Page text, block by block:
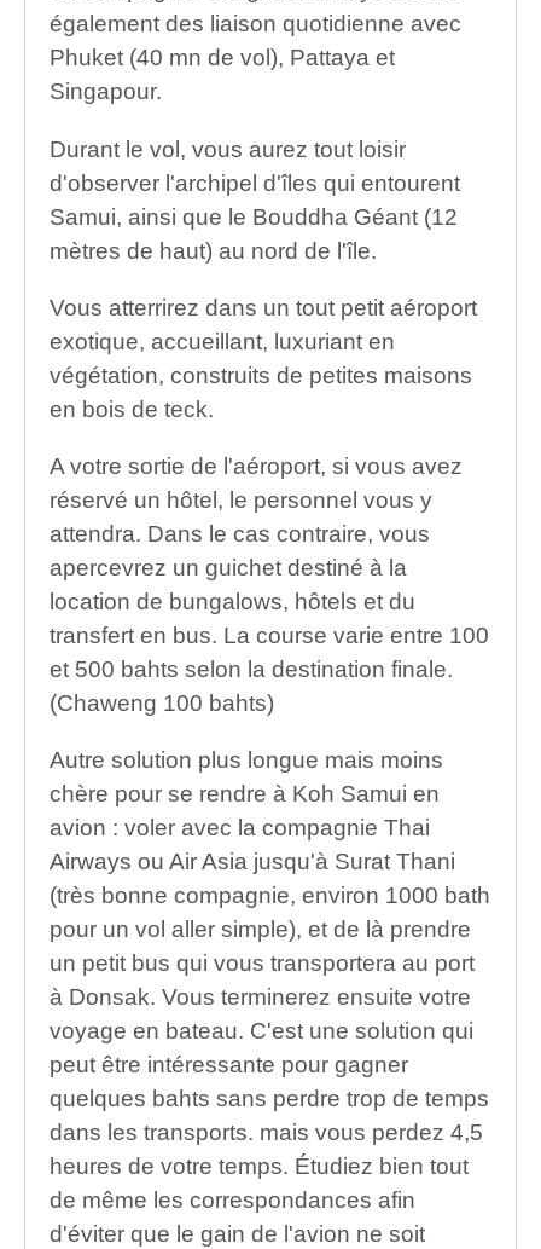
également des liaison quotidienne avec
Phuket (40 mn de vol), Pattaya et
Singapour.
Durant le vol, vous aurez tout loisir
d'observer l'archipel d'îles qui entourent
Samui, ainsi que le Bouddha Géant (12
mètres de haut) au nord de l'île.
Vous atterrirez dans un tout petit aéroport
exotique, accueillant, luxuriant en
végétation, construits de petites maisons
en bois de teck.
A votre sortie de l'aéroport, si vous avez
réservé un hôtel, le personnel vous y
attendra. Dans le cas contraire, vous
apercevrez un guichet destiné à la
location de bungalows, hôtels et du
transfert en bus. La course varie entre 100
et 500 bahts selon la destination finale.
(Chaweng 100 bahts)
Autre solution plus longue mais moins
chère pour se rendre à Koh Samui en
avion : voler avec la compagnie Thai
Airways ou Air Asia jusqu'à Surat Thani
(très bonne compagnie, environ 1000 bath
pour un vol aller simple), et de là prendre
un petit bus qui vous transportera au port
à Donsak. Vous terminerez ensuite votre
voyage en bateau. C'est une solution qui
peut être intéressante pour gagner
quelques bahts sans perdre trop de temps
dans les transports. mais vous perdez 4,5
heures de votre temps. Étudiez bien tout
de même les correspondances afin
d'éviter que le gain de l'avion ne soit